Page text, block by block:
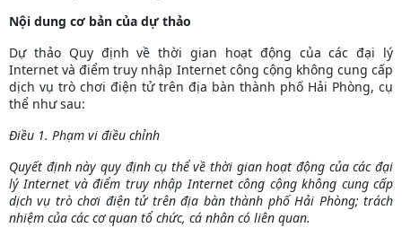
Nội dung cơ bản của dự thảo
Dự thảo Quy định về thời gian hoạt động của các đại lý
Internet và điểm truy nhập Internet công cộng không cung cấp
dịch vụ trò chơi điện tử trên địa bàn thành phố Hải Phòng, cụ
thể như sau:
Điều 1. Phạm vi điều chỉnh
Quyết định này quy định cụ thể về thời gian hoạt động của các đại
lý Internet và điểm truy nhập Internet công cộng không cung cấp
dịch vụ trò chơi điện tử trên địa bàn thành phố Hải Phòng; trách
nhiệm của các cơ quan tổ chức, cá nhân có liên quan.